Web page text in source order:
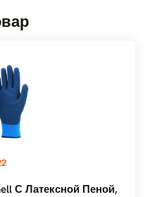
С Латексной Пеной,